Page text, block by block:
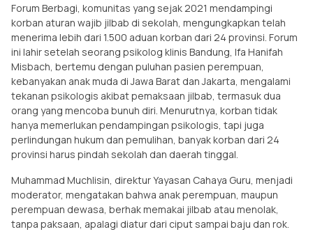
Forum Berbagi, komunitas yang sejak 2021 mendampingi
korban aturan wajib jilbab di sekolah, mengungkapkan telah
menerima lebih dari 1.500 aduan korban dari 24 provinsi. Forum
ini lahir setelah seorang psikolog klinis Bandung, Ifa Hanifah
Misbach, bertemu dengan puluhan pasien perempuan,
kebanyakan anak muda di Jawa Barat dan Jakarta, mengalami
tekanan psikologis akibat pemaksaan jilbab, termasuk dua
orang yang mencoba bunuh diri. Menurutnya, korban tidak
hanya memerlukan pendampingan psikologis, tapi juga
perlindungan hukum dan pemulihan, banyak korban dari 24
provinsi harus pindah sekolah dan daerah tinggal.
Muhammad Muchlisin, direktur Yayasan Cahaya Guru, menjadi
moderator, mengatakan bahwa anak perempuan, maupun
perempuan dewasa, berhak memakai jilbab atau menolak,
tanpa paksaan, apalagi diatur dari ciput sampai baju dan rok.